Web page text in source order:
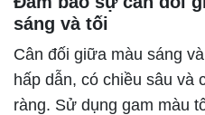
sáng và tối
Cân đối giữa màu sáng
hấp dẫn, có chiều sâu và
ràng. Sử dụng gam màu